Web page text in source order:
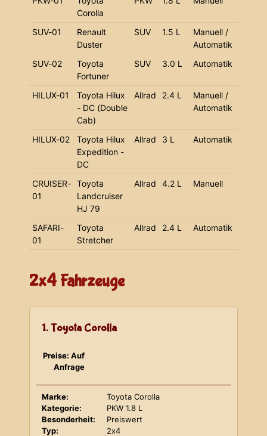
Corolla
SUV-01
Renault
Duster
SUV 1.5 L
Manuell /
Automatik
SUV-02
Toyota
Fortuner
SUV 3.0 L Automatik
HILUX-01
Toyota Hilux
- DC (Double
Cab)
Allrad 2.4 L
Manuell /
Automatik
HILUX-02
Toyota Hilux
Expedition -
DC
Allrad 3 L Automatik
CRUISER-
01
Toyota
Landcruiser
HJ 79
Allrad 4.2 L Manuell
SAFARI-
01
Toyota
Stretcher
Allrad 2.4 L Automatik
2x4 Fahrzeuge
1. Toyota Corolla
Preise: Auf
Anfrage
Marke:
Toyota Corolla
Kategorie:
PKW 1.8 L
Besonderheit:
Preiswert
Typ:
2x4